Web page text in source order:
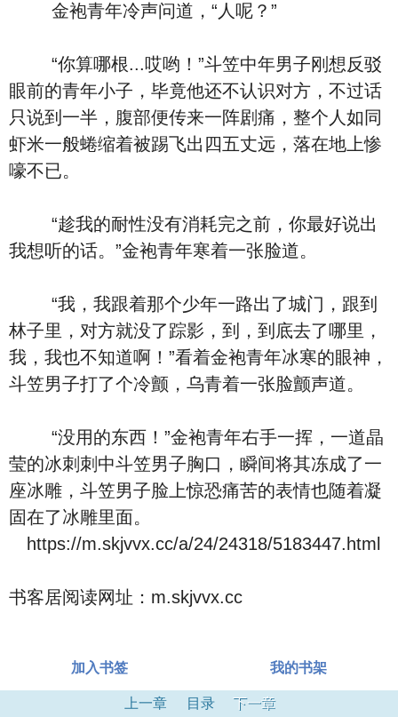
金袍青年冷声问道，“人呢？”
“你算哪根...哎哟！”斗笠中年男子刚想反驳
眼前的青年小子，毕竟他还不认识对方，不过话
只说到一半，腹部便传来一阵剧痛，整个人如同
虾米一般蜷缩着被踢飞出四五丈远，落在地上惨
嚎不已。
“趁我的耐性没有消耗完之前，你最好说出
我想听的话。”金袍青年寒着一张脸道。
“我，我跟着那个少年一路出了城门，跟到
林子里，对方就没了踪影，到，到底去了哪里，
我，我也不知道啊！”看着金袍青年冰寒的眼神，
斗笠男子打了个冷颤，乌青着一张脸颤声道。
“没用的东西！”金袍青年右手一挥，一道晶
莹的冰刺刺中斗笠男子胸口，瞬间将其冻成了一
座冰雕，斗笠男子脸上惊恐痛苦的表情也随着凝
固在了冰雕里面。
https://m.skjvvx.cc/a/24/24318/5183447.html
书客居阅读网址：m.skjvvx.cc
加入书签 我的书架
上一章 目录 下一章